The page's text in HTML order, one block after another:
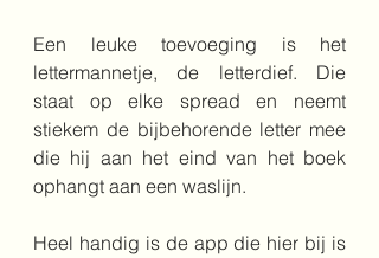
Een leuke toevoeging is het
lettermannetje, de letterdief. Die
staat op elke spread en neemt
stiekem de bijbehorende letter mee
die hij aan het eind van het boek
ophangt aan een waslijn.
Heel handig is de app die hier bij is